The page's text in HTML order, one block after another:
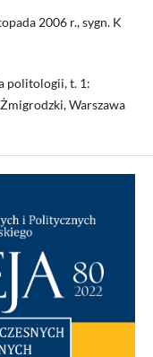
2006 r., sygn. K
politologii, t. 1:
Warszawa